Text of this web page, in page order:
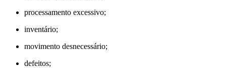
processamento excessivo;
inventário;
movimento desnecessário;
defeitos;